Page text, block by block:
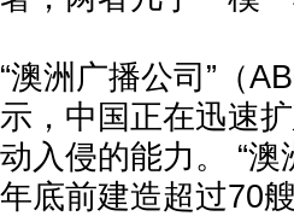
“澳洲广播公司”（
示，中国正在迅速
动入侵的能力。 “
年底前建造超过70